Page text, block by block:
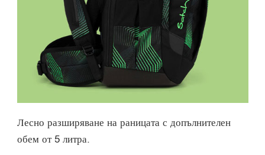
Лесно разширяване на раницата с допълнителен
обем от 5 литра.